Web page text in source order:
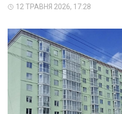
12 ТРАВНЯ 2026, 17:28